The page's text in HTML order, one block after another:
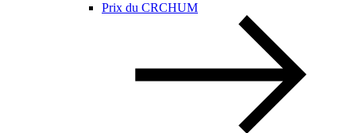
Prix du CRCHUM